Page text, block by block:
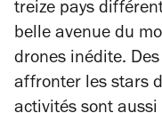
treize pays
belle avenue du
drones inédite.
affronter les stars
activités sont